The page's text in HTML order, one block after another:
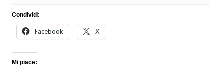
Condividi:
Facebook X
Mi piace: